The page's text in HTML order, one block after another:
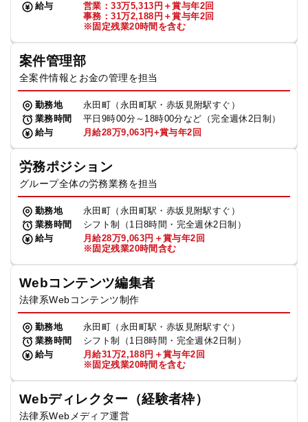
給与
営業：33万5,313円＋賞与年2回
事務：31万2,188円＋賞与年2回
※固定残業20時間を含む
案件管理部
全案件情報とお金の管理を担当
勤務地
永田町（永田町駅・赤坂見附駅すぐ）
業務時間
平日9時00分～18時00分など（完全週休2日制）
給与
月給28万9,063円+賞与年2回
労務ポジション
グループ全体の労務業務を担当
勤務地
永田町（永田町駅・赤坂見附駅すぐ）
業務時間
シフト制（1日8時間・完全週休2日制）
給与
月給28万9,063円＋賞与年2回
※固定残業20時間含む
Webコンテンツ編集者
法律系Webコンテンツ制作
勤務地
永田町（永田町駅・赤坂見附駅すぐ）
業務時間
シフト制（1日8時間・完全週休2日制）
給与
月給31万2,188円＋賞与年2回
※固定残業20時間を含む
Webディレクター（経験者枠）
法律系Webメディア運営